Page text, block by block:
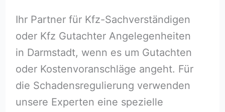
Ihr Partner für Kfz-Sachverständigen
oder Kfz Gutachter Angelegenheiten
in Darmstadt, wenn es um Gutachten
oder Kostenvoranschläge angeht. Für
die Schadensregulierung verwenden
unsere Experten eine spezielle